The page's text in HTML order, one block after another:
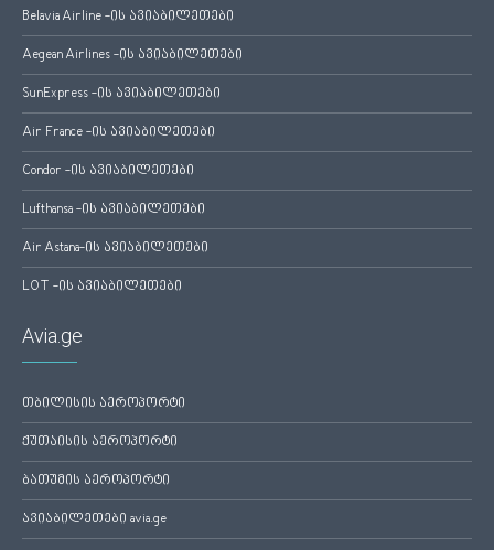
Belavia Airline -ის ავიაბილეთები
Aegean Airlines -ის ავიაბილეთები
SunExpress -ის ავიაბილეთები
Air France -ის ავიაბილეთები
Condor -ის ავიაბილეთები
Lufthansa -ის ავიაბილეთები
Air Astana-ის ავიაბილეთები
LOT -ის ავიაბილეთები
Avia.ge
თბილისის აეროპორტი
ქუთაისის აეროპორტი
ბათუმის აეროპორტი
ავიაბილეთები avia.ge